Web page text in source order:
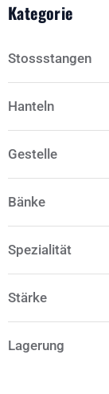
Kategorie
Stossstangen
Hanteln
Gestelle
Bänke
Spezialität
Stärke
Lagerung